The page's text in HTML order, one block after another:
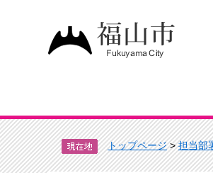
トップページ>担当部